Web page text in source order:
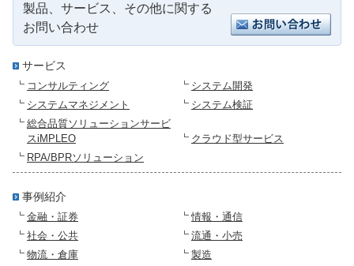
製品、サービス、その他に関する
お問い合わせ
サービス
コンサルティング
システム開発
システムマネジメント
システム検証
総合品質ソリューションサービ
スiMPLEO
クラウド型サービス
RPA/BPRソリューション
事例紹介
金融・証券
情報・通信
社会・公共
流通・小売
物流・倉庫
製造